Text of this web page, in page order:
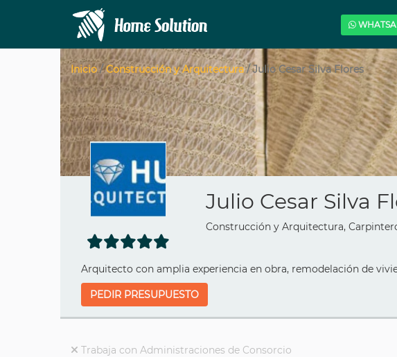
Inicio/Construcción y Arquitectura/ Julio Cesar Silva Flores
Julio Cesar Silva
Construcción y Arquitectura,
Arquitecto con amplia experiencia en obra, remodelación de
PEDIR PRESUPUESTO
Trabaja con Administraciones de Consorcio